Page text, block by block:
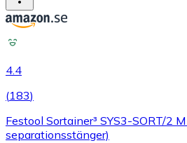
4.4
(183)
Festool Sortainer³ SYS3-SORT/2
separationsstänger)